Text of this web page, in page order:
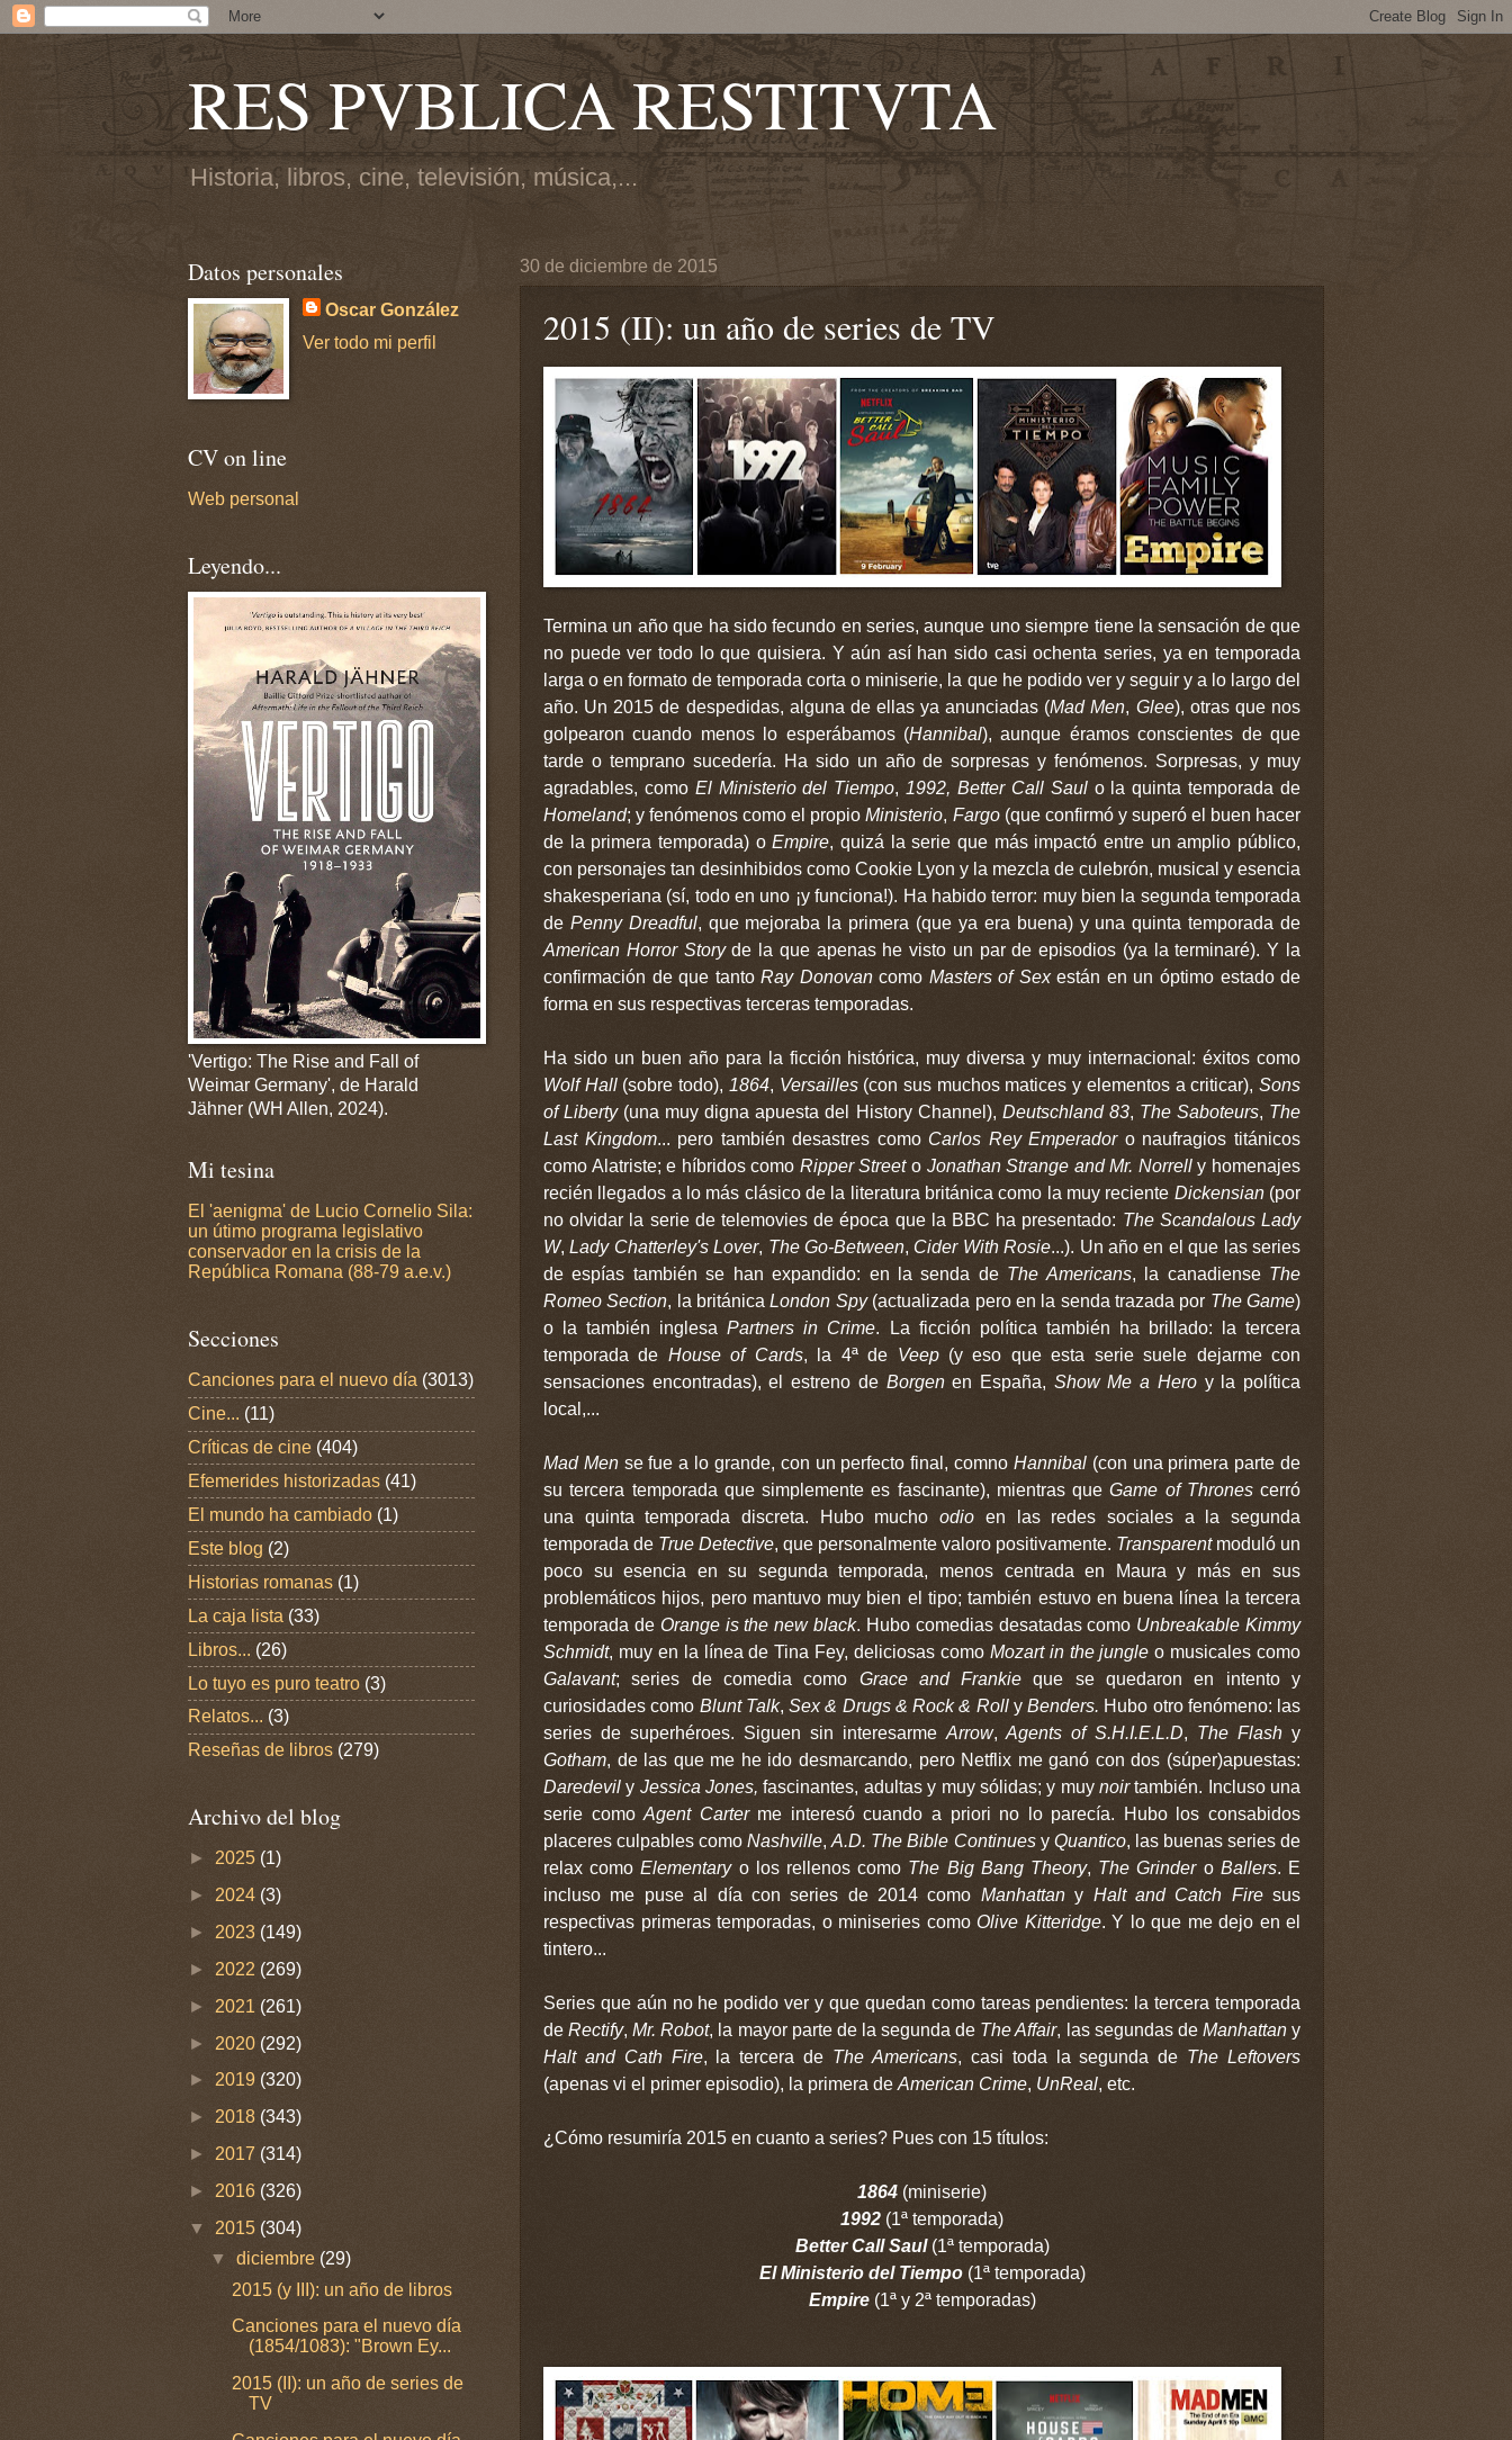
RES PVBLICA RESTITVTA
Historia, libros, cine, televisión, música,...
30 de diciembre de 2015
2015 (II): un año de series de TV
Termina un año que ha sido fecundo en series, aunque uno siempre tiene la sensación de que
no puede ver todo lo que quisiera. Y aún así han sido casi ochenta series, ya en temporada
larga o en formato de temporada corta o miniserie, la que he podido ver y seguir y a lo largo del
año. Un 2015 de despedidas, alguna de ellas ya anunciadas (Mad Men, Glee), otras que nos
golpearon cuando menos lo esperábamos (Hannibal), aunque éramos conscientes de que
tarde o temprano sucedería. Ha sido un año de sorpresas y fenómenos. Sorpresas, y muy
agradables, como El Ministerio del Tiempo, 1992, Better Call Saulo la quinta temporada de
Homeland; y fenómenos como el propioMinisterio, Fargo(que confirmó y superó el buen hacer
de la primera temporada) oEmpire, quizá la serie que más impactó entre un amplio público,
con personajes tan desinhibidos como Cookie Lyon y la mezcla de culebrón, musical y esencia
shakesperiana (sí, todo en uno ¡y funciona!). Ha habido terror: muy bien la segunda temporada
de Penny Dreadful, que mejoraba la primera (que ya era buena) y una quinta temporada de
American Horror Storyde la que apenas he visto un par de episodios (ya la terminaré). Y la
confirmación de que tantoRay Donovancomo Masters of Sexestán en un óptimo estado de
forma en sus respectivas terceras temporadas.
Ha sido un buen año para la ficción histórica, muy diversa y muy internacional: éxitos como
Wolf Hall(sobre todo), 1864, Versailles(con sus muchos matices y elementos a criticar),Sons
of Liberty(una muy digna apuesta del History Channel), Deutschland 83, The Saboteurs, The
Last Kingdom... pero también desastres como Carlos Rey Emperadoro naufragios titánicos
como Alatriste; e híbridos como Ripper Streeto Jonathan Strange and Mr. Norrelly homenajes
recién llegados a lo más clásico de la literatura británica como la muy reciente Dickensian(por
no olvidar la serie de telemovies de época que la BBC ha presentado: The Scandalous Lady
W,Lady Chatterley's Lover, The Go-Between, Cider With Rosie...). Un año en el que las series
de espías también se han expandido: en la senda deThe Americans, la canadiense The
Romeo Section, la británica London Spy(actualizada pero en la senda trazada por The Game)
o la también inglesaPartners in Crime. La ficción política también ha brillado: la tercera
temporada de House of Cards, la 4ª de Veep(y eso que esta serie suele dejarme con
sensaciones encontradas), el estreno de Borgenen España, Show Me a Heroy la política
local,...
Mad Mense fue a lo grande, con un perfecto final, comno Hannibal (con una primera parte de
su tercera temporada que simplemente es fascinante), mientras queGame of Thronescerró
una quinta temporada discreta. Hubo mucho odio en las redes sociales a la segunda
temporada de True Detective, que personalmente valoro positivamente. Transparent moduló un
poco su esencia en su segunda temporada, menos centrada en Maura y más en sus
problemáticos hijos, pero mantuvo muy bien el tipo; también estuvo en buena línea la tercera
temporada de Orange is the new black. Hubo comedias desatadas como Unbreakable Kimmy
Schmidt, muy en la línea de Tina Fey, deliciosas como Mozart in the jungle o musicales como
Galavant; series de comedia como Grace and Frankie que se quedaron en intento y
curiosidades como Blunt Talk, Sex & Drugs & Rock & Rolly Benders. Hubo otro fenómeno: las
series de superhéroes. Siguen sin interesarme Arrow, Agents of S.H.I.E.L.D, The Flashy
Gotham, de las que me he ido desmarcando, pero Netflix me ganó con dos (súper)apuestas:
Daredevil y Jessica Jones, fascinantes, adultas y muy sólidas; y muy noirtambién. Incluso una
serie comoAgent Carterme interesó cuando a priori no lo parecía. Hubo los consabidos
placeres culpables comoNashville,A.D. The Bible Continues y Quantico, las buenas series de
relax comoElementaryo los rellenos como The Big Bang Theory, The Grindero Ballers. E
incluso me puse al día con series de 2014 como Manhattany Halt and Catch Firesus
respectivas primeras temporadas, o miniseries como Olive Kitteridge. Y lo que me dejo en el
tintero...
Series que aún no he podido ver y que quedan como tareas pendientes: la tercera temporada
deRectify,Mr. Robot, la mayor parte de la segunda de The Affair, las segundas de Manhattany
Halt and Cath Fire, la tercera de The Americans, casi toda la segunda de The Leftovers
(apenas vi el primer episodio), la primera de American Crime, UnReal, etc.
¿Cómo resumiría 2015 en cuanto a series? Pues con 15 títulos:
1864 (miniserie)
1992 (1ª temporada)
Better Call Saul (1ª temporada)
El Ministerio del Tiempo (1ª temporada)
Empire (1ª y 2ª temporadas)
Datos personales
Oscar González
Ver todo mi perfil
CV on line
Web personal
Leyendo...
'Vertigo: The Rise and Fall of
Weimar Germany', de Harald
Jähner (WH Allen, 2024).
Mi tesina
El 'aenigma' de Lucio Cornelio Sila:
un útimo programa legislativo
conservador en la crisis de la
República Romana (88-79 a.e.v.)
Secciones
Canciones para el nuevo día (3013)
Cine... (11)
Críticas de cine (404)
Efemerides historizadas (41)
El mundo ha cambiado (1)
Este blog (2)
Historias romanas (1)
La caja lista (33)
Libros... (26)
Lo tuyo es puro teatro (3)
Relatos... (3)
Reseñas de libros (279)
Archivo del blog
► 2025 (1)
► 2024 (3)
► 2023 (149)
► 2022 (269)
► 2021 (261)
► 2020 (292)
► 2019 (320)
► 2018 (343)
► 2017 (314)
► 2016 (326)
▼ 2015 (304)
▼ diciembre (29)
2015 (y III): un año de libros
Canciones para el nuevo día
(1854/1083): "Brown Ey...
2015 (II): un año de series de
TV